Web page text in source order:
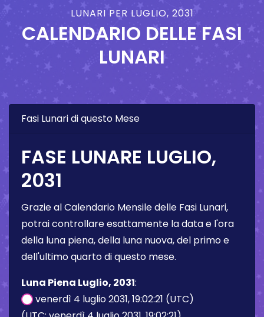
LUNARI PER LUGLIO, 2031
CALENDARIO DELLE FASI
LUNARI
Fasi Lunari di questo Mese
FASE LUNARE LUGLIO,
2031
Grazie al Calendario Mensile delle Fasi Lunari,
potrai controllare esattamente la data e l'ora
della luna piena, della luna nuova, del primo e
dell'ultimo quarto di questo mese.
Luna Piena Luglio, 2031:
venerdì 4 luglio 2031, 19:02:21 (UTC)